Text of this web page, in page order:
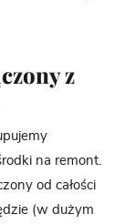
z
na remont.
od całości
(w dużym